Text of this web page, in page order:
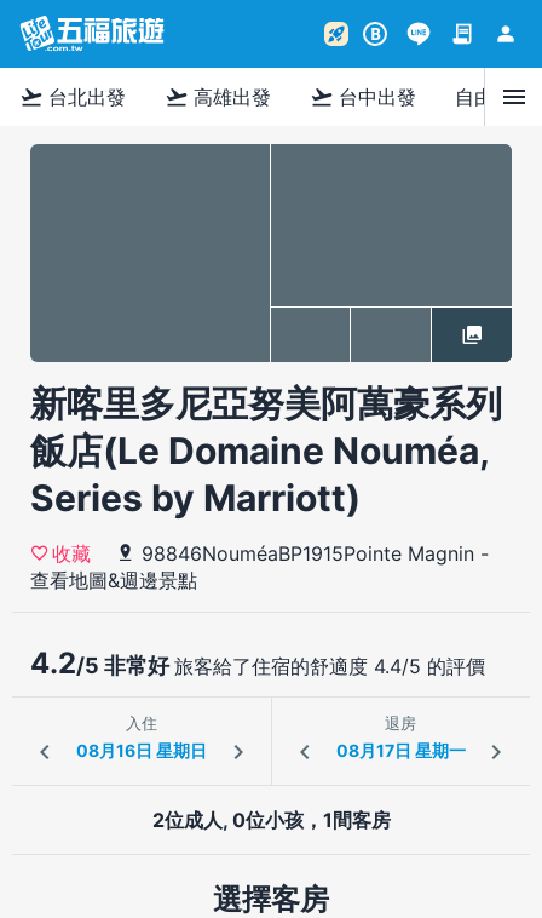
rocket_launch B contract person
flight_takeoff 台北出發 flight_takeoff 高雄出發 flight_takeoff 台中出發 自由行menu
新喀里多尼亞努美阿萬豪系列
飯店(Le Domaine Nouméa,
Series by Marriott)
收藏 98846NouméaBP1915Pointe Magnin -
查看地圖&週邊景點
4.2/5 非常好旅客給了住宿的舒適度 4.4/5 的評價
入住 退房
2位成人, 0位小孩，1間客房
選擇客房